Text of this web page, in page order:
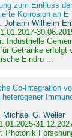
zum Einfluss
Korrosion an E
Johann Wilhelm
Industrielle
Getränke erfolgt
Eindru ...
Co-Integration
heterogener
Michael G. Weller
Photonik